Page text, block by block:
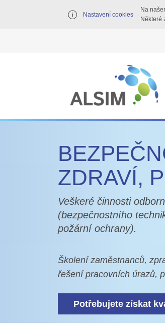
Nastavení cookies
Na
Některé
ZDRAVÍ,
Veškeré činnosti
(bezpečnostního
požární ochrany).
Školení zaměstnanců,
řešení pracovních úrazů,
Potřebujete získat